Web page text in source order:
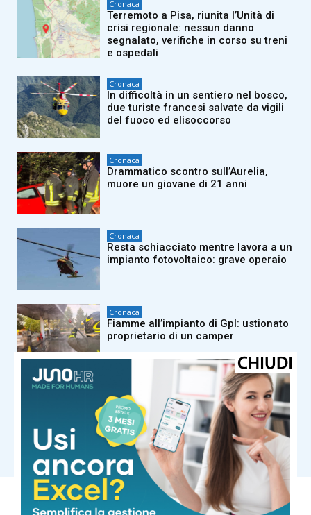
Cronaca
Terremoto a Pisa, riunita l’Unità di
crisi regionale: nessun danno
segnalato, verifiche in corso su treni
e ospedali
Cronaca
In difficoltà in un sentiero nel bosco,
due turiste francesi salvate da vigili
del fuoco ed elisoccorso
Cronaca
Drammatico scontro sull’Aurelia,
muore un giovane di 21 anni
Cronaca
Resta schiacciato mentre lavora a un
impianto fotovoltaico: grave operaio
Cronaca
Fiamme all’impianto di Gpl: ustionato
proprietario di un camper
Agente di polizia penitenziaria
aggredito al carcere Don Bosco di
Pisa
Carica altri
PISA